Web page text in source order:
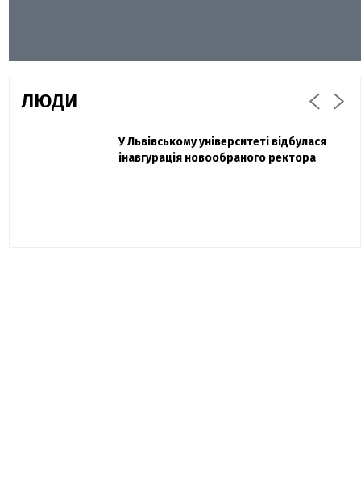
ЛЮДИ
Павло Дак
«Час не лікує, лише притуплює біль»:
Захисник "Азовсталі" Діанов вдруге
одружився та показав фото з весілля
У Львівському університеті відбулася
інавгурація новообраного ректора